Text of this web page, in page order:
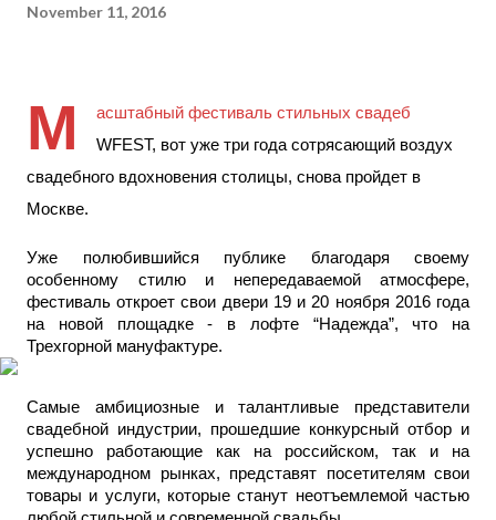
November 11, 2016
М
асштабный фестиваль стильных свадеб
WFEST, вот уже три года сотрясающий воздух
свадебного вдохновения столицы, снова пройдет в
Москве.
Уже полюбившийся публике благодаря своему
особенному стилю и непередаваемой атмосфере,
фестиваль откроет свои двери 19 и 20 ноября 2016 года
на новой площадке - в лофте “Надежда”, что на
Трехгорной мануфактуре.
Самые амбициозные и талантливые представители
свадебной индустрии, прошедшие конкурсный отбор и
успешно работающие как на российском, так и на
международном рынках, представят посетителям свои
товары и услуги, которые станут неотъемлемой частью